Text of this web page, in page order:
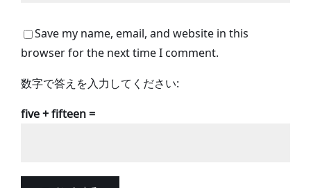
Save my name, email, and website in this
browser for the next time I comment.
数字で答えを入力してください:
five + fifteen =